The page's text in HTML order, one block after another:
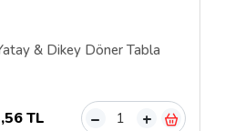
& Dikey Döner Tabla
TL – +